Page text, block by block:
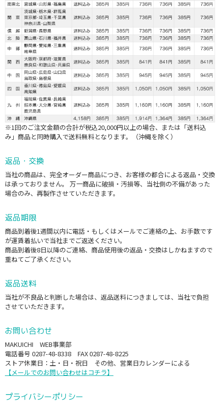
※1回のご注文金額の合計が税込20,000円以上の場合、または「送料込
み」商品と同時購入で送料無料となります。（沖縄を除く）
返品・交換
当社の商品は、完全オーダー商品につき、お客様の都合による返品・交換
は承っておりません。 万一商品に破損・汚損等、当社側の不備があった
場合のみ、再製作させていただきます。
返品期限
商品到着後1週間以内に電話・もしくはメールでご連絡の上、お手数です
が運賃着払いで当社までご返送ください。
商品到着後8日以降のご連絡、商品使用後の返品・交換はしかねますので
重ねてご了承ください。
返品送料
当社が不良品と判断した場合は、返品送料につきましては、当社で負担
させていただきます。
お問い合わせ
MAKUICHI WEB事業部
電話番号 0287-48-8338 FAX 0287-48-8225
ストア休業日：土・日・祝日 その他、営業日カレンダーによる
【メールでのお問い合わせはコチラ】
プライバシーポリシー